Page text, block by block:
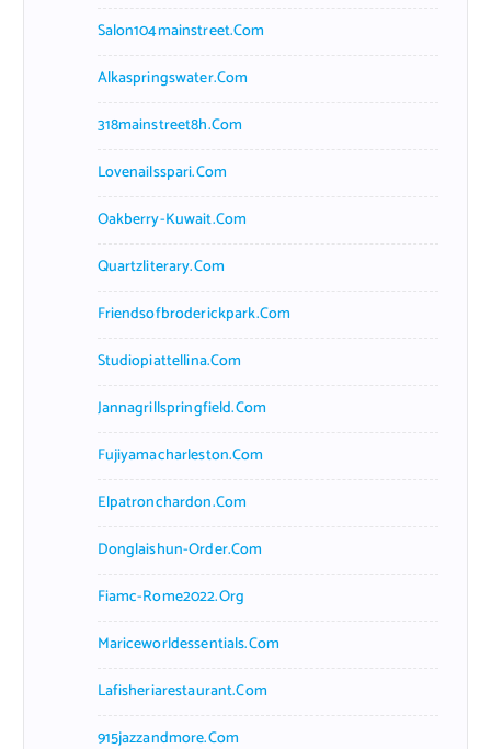
Salon104mainstreet.com
Alkaspringswater.com
318mainstreet8h.com
Lovenailsspari.com
Oakberry-Kuwait.com
Quartzliterary.com
Friendsofbroderickpark.com
Studiopiattellina.com
Jannagrillspringfield.com
Fujiyamacharleston.com
Elpatronchardon.com
Donglaishun-Order.com
Fiamc-Rome2022.org
Mariceworldessentials.com
Lafisheriarestaurant.com
915jazzandmore.com